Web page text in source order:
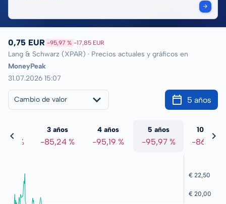
0,75 EUR -95,97 % -17,85 EUR
Lang & Schwarz (XPAR) · Precios actuales y gráficos en
MoneyPeak
31.07.2026 15:07
Cambio de valor 5 años
%
3 años
-85,24 %
4 años
-95,19 %
5 años
-95,97 %
10 años
-86,36 %